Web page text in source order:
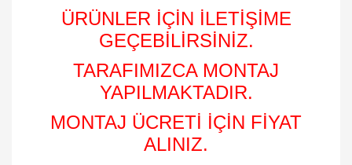
ÜRÜNLER İÇİN İLETİŞİME
GEÇEBİLİRSİNİZ.
TARAFIMIZCA MONTAJ
YAPILMAKTADIR.
MONTAJ ÜCRETİ İÇİN FİYAT
ALINIZ.